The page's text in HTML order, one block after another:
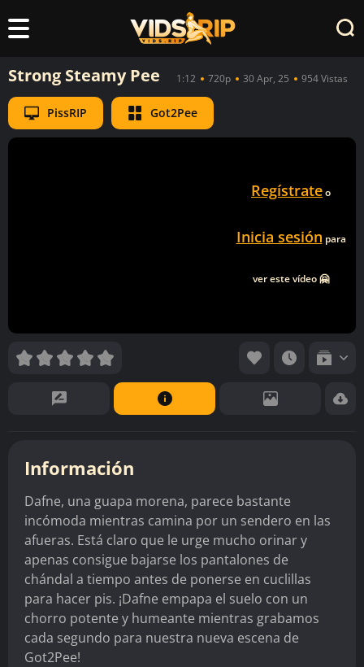
Strong Steamy Pee 1:12 720p 30 Apr, 25 954 Vistas
PissRIP Got2Pee
Regístrateo
Inicia sesión para
ver este vídeo 🤗
Información
Dafne, una guapa morena, parece bastante
incómoda mientras camina por un sendero en las
afueras. Está claro que le urge mucho orinar y
apenas consigue bajarse los pantalones de
chándal a tiempo antes de ponerse en cuclillas
para hacer pis. ¡Dafne empapa el suelo con un
chorro potente y humeante mientras grabamos
cada segundo para nuestra nueva escena de
Got2Pee!